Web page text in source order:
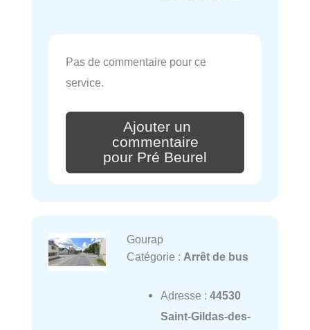
Pas de commentaire pour ce
service.
Ajouter un
commentaire
pour Pré Beurel
Gourap
Catégorie : Arrêt de bus
Adresse : 44530
Saint-Gildas-des-